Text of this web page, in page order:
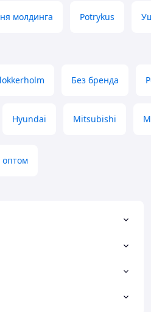
молдинга Potrykus
Без бренда
Hyundai Mitsubishi
оптом